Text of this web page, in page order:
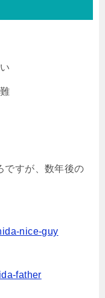
ですが、数年後の
nice-guy
father